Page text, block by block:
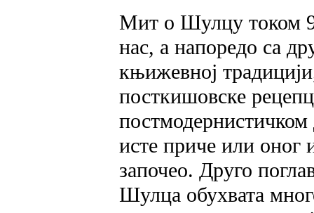
Мит о Шулцу током
нас, а напоредо са
књижевној
посткишовске
исте приче или оног
започео. Друго
Шулца обухвата